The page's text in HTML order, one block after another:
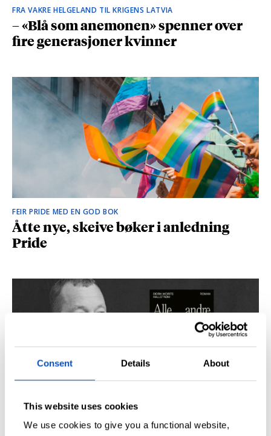
Consent Details About
This website uses cookies
We use cookies to give you a functional website,
FRA VAKRE HELGELAND TIL KRIGENS LATVIA
– «Blå som anemonen» spenner over
fire generasjoner kvinner
FEIR PRIDE MED EN GOD BOK
Åtte nye, skeive bøker i anledning
Pride
SÅ DU NRK-DOKUMENTAREN «AGENTEN»?
Didrik M. Hallstrøm: – Alt det med CIA